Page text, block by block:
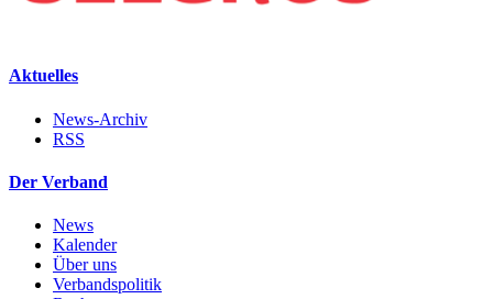
Aktuelles
News-Archiv
RSS
Der Verband
News
Kalender
Über uns
Verbandspolitik